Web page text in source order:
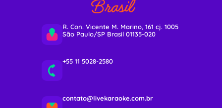
Brasil
R. Con. Vicente M. Marino, 161 cj. 1005
São Paulo/SP Brasil 01135-020
+55 11 5028-2580
contato@livekaraoke.com.br